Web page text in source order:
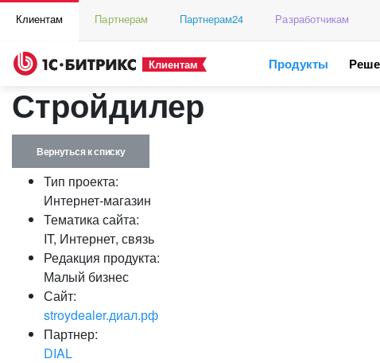
Клиентам Партнерам Партнерам24 Разработчикам
Клиентам Продукты
Стройдилер
Вернуться к списку
Тип проекта:
Интернет-магазин
Тематика сайта:
IT, Интернет, связь
Редакция продукта:
Малый бизнес
Сайт:
stroydealer.диал.рф
Партнер:
DIAL